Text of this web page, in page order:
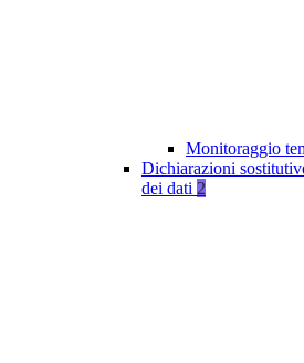
Monitoraggio
Dichiarazioni
dei dati 2